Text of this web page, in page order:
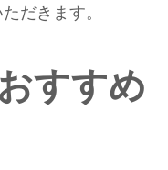
だきます。
すすめ